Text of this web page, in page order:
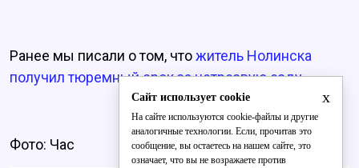
Ранее мы писали о том, чтожитель Нолинска
получил тюремный срок за нетрезвую езду.
Фото: Час
x
Сайт использует cookie
На сайте используются cookie-файлы и другие
аналогичные технологии. Если, прочитав это
сообщение, вы остаетесь на нашем сайте, это
означает, что вы не возражаете против